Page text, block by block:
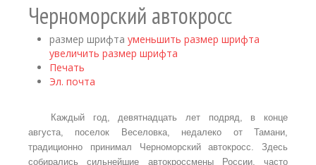
Черноморский автокросс
размер шрифта уменьшить размер шрифта
увеличить размер шрифта
Печать
Эл. почта
Каждый год, девятнадцать лет подряд, в конце
августа, поселок Веселовка, недалеко от Тамани,
традиционно принимал Черноморский автокросс. Здесь
собирались сильнейшие автокроссмены России, часто